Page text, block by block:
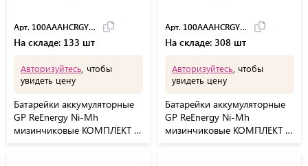
Арт. 100AAAHCRGY-2C
На складе: 133 шт
Авторизуйтесь , чтобы
увидеть цену
Батарейки аккумуляторные
GP ReEnergy Ni-Mh
мизинчиковые КОМПЛЕКТ 4
Арт. 100AAAHCRGY-2CR
На складе: 308 шт
Авторизуйтесь , чтобы
увидеть цену
Батарейки аккумуляторные
GP ReEnergy Ni-Mh
мизинчиковые КОМПЛЕКТ 2